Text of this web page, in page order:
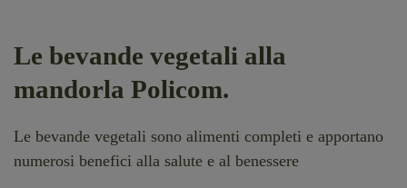
Le bevande vegetali alla
mandorla Policom.
Le bevande vegetali sono alimenti completi e apportano
numerosi benefici alla salute e al benessere